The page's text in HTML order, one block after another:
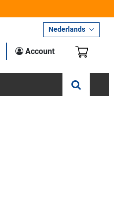
Taal
Nederlands
Account